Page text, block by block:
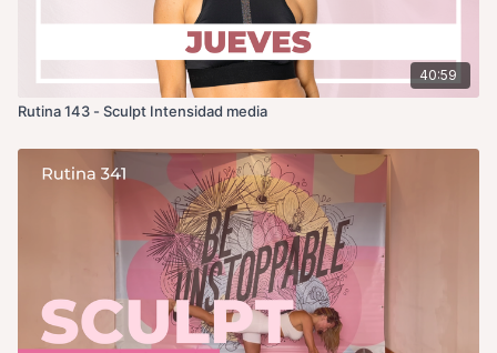
40:59
Rutina 143 - Sculpt Intensidad media